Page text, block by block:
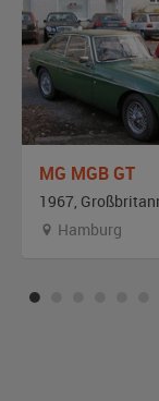
MG MGB GT
1967,
Hamburg